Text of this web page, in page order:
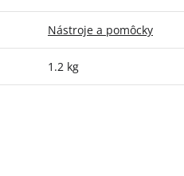
Nástroje a pomôcky
1.2 kg